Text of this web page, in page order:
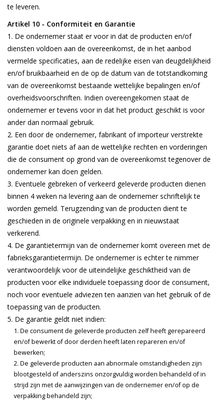
te leveren.
Artikel 10 - Conformiteit en Garantie
De ondernemer staat er voor in dat de producten en/of
diensten voldoen aan de overeenkomst, de in het aanbod
vermelde specificaties, aan de redelijke eisen van deugdelijkheid
en/of bruikbaarheid en de op de datum van de totstandkoming
van de overeenkomst bestaande wettelijke bepalingen en/of
overheidsvoorschriften. Indien overeengekomen staat de
ondernemer er tevens voor in dat het product geschikt is voor
ander dan normaal gebruik.
Een door de ondernemer, fabrikant of importeur verstrekte
garantie doet niets af aan de wettelijke rechten en vorderingen
die de consument op grond van de overeenkomst tegenover de
ondernemer kan doen gelden.
Eventuele gebreken of verkeerd geleverde producten dienen
binnen 4 weken na levering aan de ondernemer schriftelijk te
worden gemeld. Terugzending van de producten dient te
geschieden in de originele verpakking en in nieuwstaat
verkerend.
De garantietermijn van de ondernemer komt overeen met de
fabrieksgarantietermijn. De ondernemer is echter te nimmer
verantwoordelijk voor de uiteindelijke geschiktheid van de
producten voor elke individuele toepassing door de consument,
noch voor eventuele adviezen ten aanzien van het gebruik of de
toepassing van de producten.
De garantie geldt niet indien:
De consument de geleverde producten zelf heeft gerepareerd
en/of bewerkt of door derden heeft laten repareren en/of
bewerken;
De geleverde producten aan abnormale omstandigheden zijn
blootgesteld of anderszins onzorgvuldig worden behandeld of in
strijd zijn met de aanwijzingen van de ondernemer en/of op de
verpakking behandeld zijn;